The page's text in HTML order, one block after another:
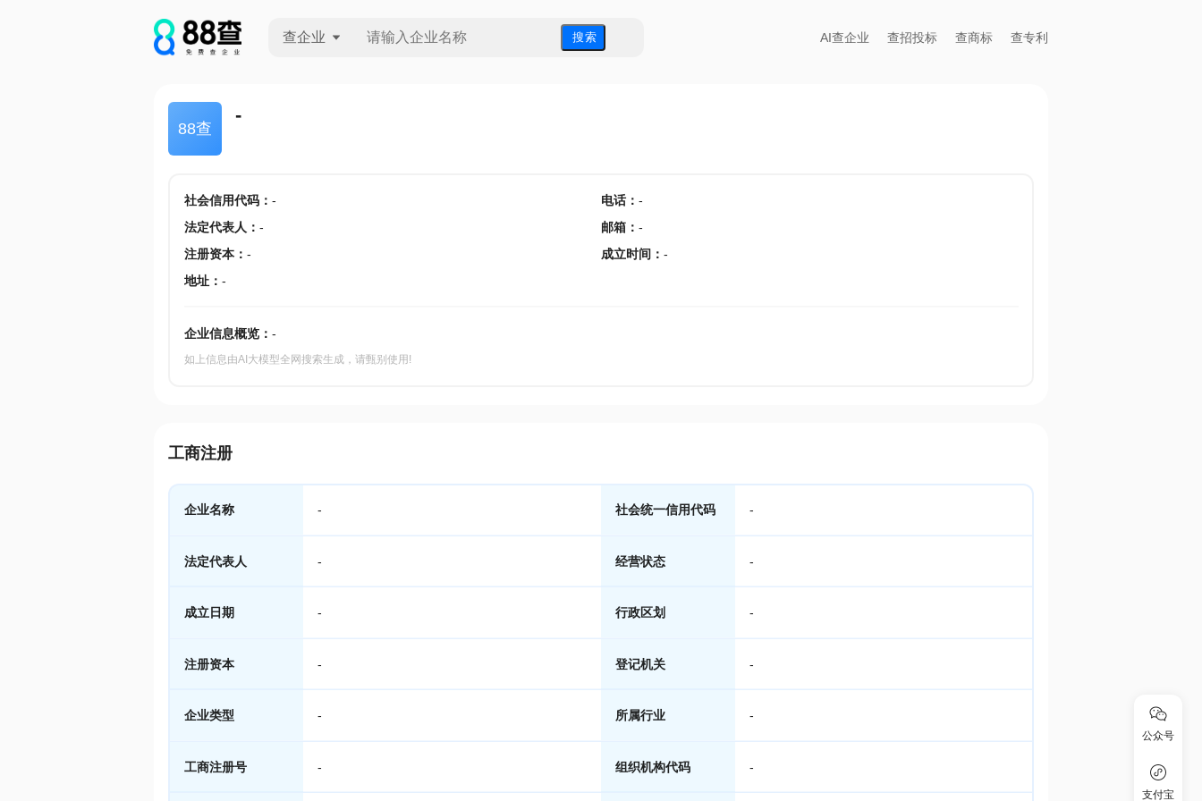
查企业 搜 索 AI查企业 查招投标 查商标 查专利
88查
-
社会信用代码： - 电话： -
法定代表人 ： - 邮箱 ： -
注册资本： - 成立时间 ： -
地址： -
企业信息概览： -
如上信息由AI大模型全网搜索生成，请甄别使用!
工商注册
企业名称 - 社会统一信用代码 -
法定代表人 - 经营状态 -
成立日期 - 行政区划 -
注册资本 - 登记机关 -
企业类型 - 所属行业 -
工商注册号 - 组织机构代码 -
公众号
支付宝